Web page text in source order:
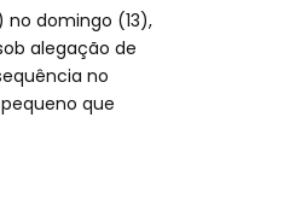
domingo (13),
alegação de
no
que